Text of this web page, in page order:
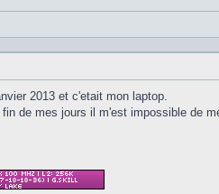
2013 et c'etait mon laptop.
de mes jours il m'est impossible de